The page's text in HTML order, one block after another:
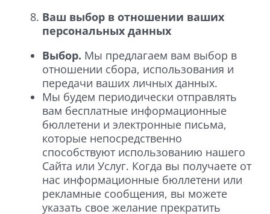
Ваш выбор в отношении ваших
персональных данных
Выбор. Мы предлагаем вам выбор в
отношении сбора, использования и
передачи ваших личных данных.
Мы будем периодически отправлять
вам бесплатные информационные
бюллетени и электронные письма,
которые непосредственно
способствуют использованию нашего
Сайта или Услуг. Когда вы получаете от
нас информационные бюллетени или
рекламные сообщения, вы можете
указать свое желание прекратить